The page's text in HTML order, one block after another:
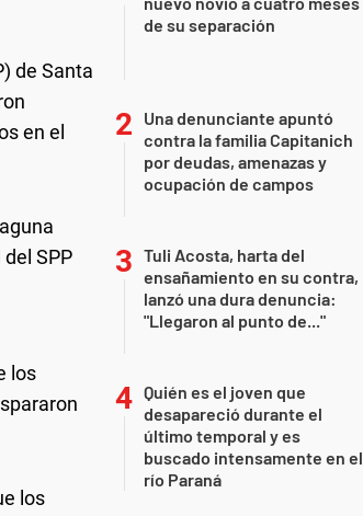
de Santa
en el
SPP
los
los
de su separación
Una denunciante apuntó
contra la familia Capitanich
por deudas, amenazas y
ocupación de campos
Tuli Acosta, harta del
ensañamiento en su contra,
lanzó una dura denuncia:
"Llegaron al punto de..."
Quién es el joven que
desapareció durante el
último temporal y es
buscado intensamente en el
río Paraná